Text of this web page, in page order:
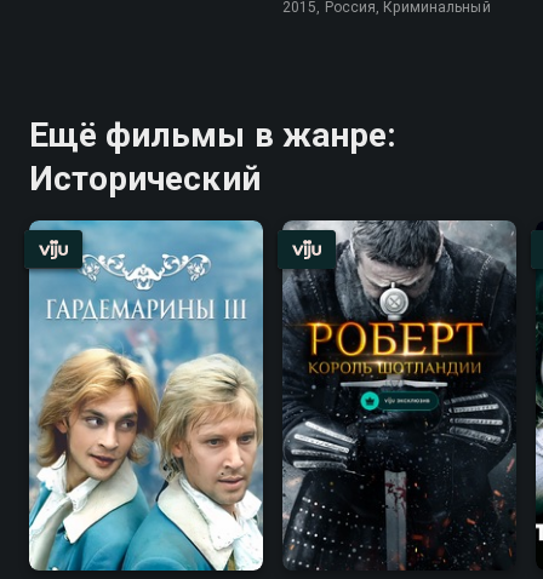
2015, Россия, Криминальный
Ещё фильмы в жанре:
Исторический